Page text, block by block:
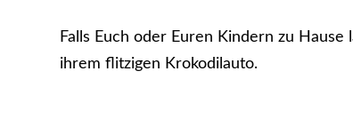
Falls Euch oder Euren Kindern zu
ihrem flitzigen Krokodilauto.